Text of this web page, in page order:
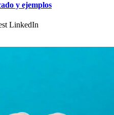
y ejemplos
LinkedIn